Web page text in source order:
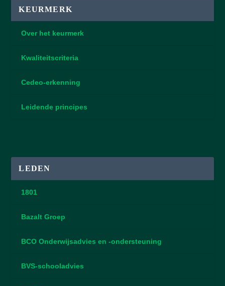
KEURMERK
Over het keurmerk
Kwaliteitscriteria
Cedeo-erkenning
Leidende principes
LEDEN
1801
Bazalt Groep
BCO Onderwijsadvies en -ondersteuning
BVS-schooladvies